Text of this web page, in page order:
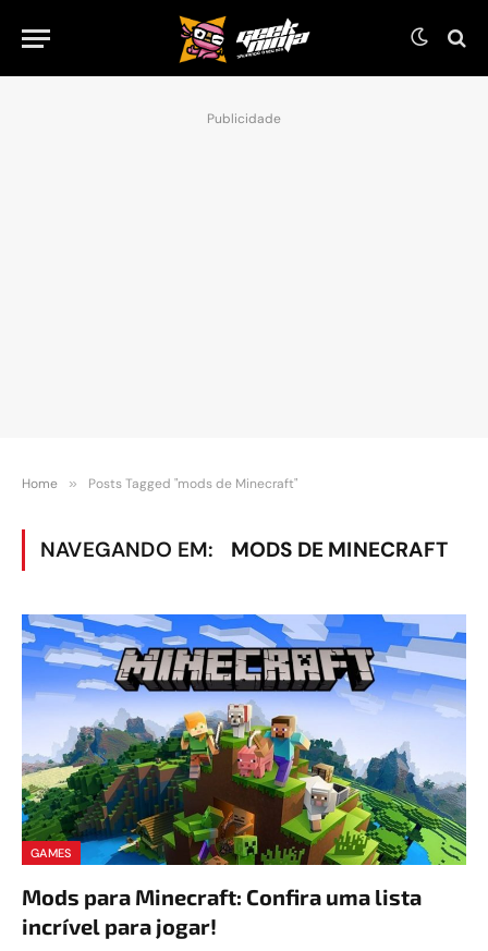
Publicidade
Home » Posts Tagged "mods de Minecraft"
NAVEGANDO EM: MODS DE MINECRAFT
GAMES
Mods para Minecraft: Confira uma lista
incrível para jogar!